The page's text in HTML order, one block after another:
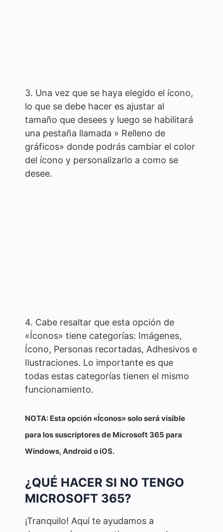
3. Una vez que se haya elegido el ícono,
lo que se debe hacer es ajustar al
tamaño que desees y luego se habilitará
una pestaña llamada » Relleno de
gráficos» donde podrás cambiar el color
del ícono y personalizarlo a como se
desee.
4. Cabe resaltar que esta opción de
«Íconos» tiene categorías: Imágenes,
Ícono, Personas recortadas, Adhesivos e
Ilustraciones. Lo importante es que
todas estas categorías tienen el mismo
funcionamiento.
NOTA: Esta opción «Íconos» solo será visible
para los suscriptores de Microsoft 365 para
Windows, Android o iOS.
¿QUÉ HACER SI NO TENGO
MICROSOFT 365?
¡Tranquilo! Aquí te ayudamos a